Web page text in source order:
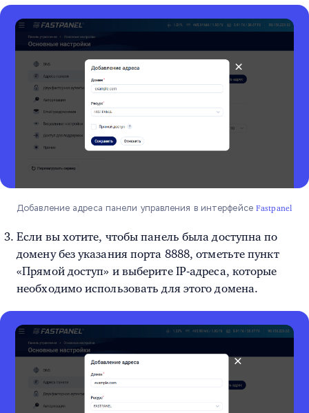
Добавление адреса панели управления в интерфейсе Fastpanel
Если вы хотите, чтобы панель была доступна по
домену без указания порта 8888, отметьте пункт
«Прямой доступ» и выберите IP-адреса, которые
необходимо использовать для этого домена.